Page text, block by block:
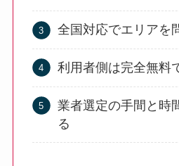
全国対応でエリアを
利用者側は完全無料
業者選定の手間と時
る